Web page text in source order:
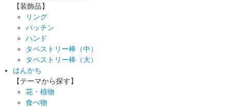
【装飾品】
リング
パッチン
ハンド
タペストリー棒（中）
タペストリー棒（大）
はんかち
【テーマから探す】
花・植物
食べ物